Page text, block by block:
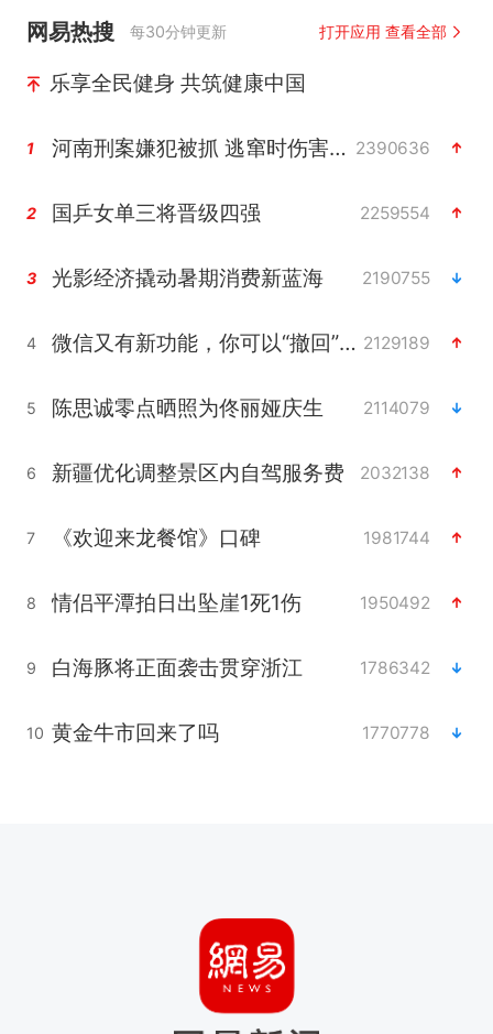
网易热搜 每30分钟更新 打开应用 查看全部
乐享全民健身 共筑健康中国
1 河南刑案嫌犯被抓 逃窜时伤害多人 2390636
2 国乒女单三将晋级四强 2259554
3 光影经济撬动暑期消费新蓝海 2190755
4 微信又有新功能，你可以“撤回”你的撤回了！ 2129189
5 陈思诚零点晒照为佟丽娅庆生 2114079
6 新疆优化调整景区内自驾服务费 2032138
7 《欢迎来龙餐馆》口碑 1981744
8 情侣平潭拍日出坠崖1死1伤 1950492
9 白海豚将正面袭击贯穿浙江 1786342
10 黄金牛市回来了吗 1770778